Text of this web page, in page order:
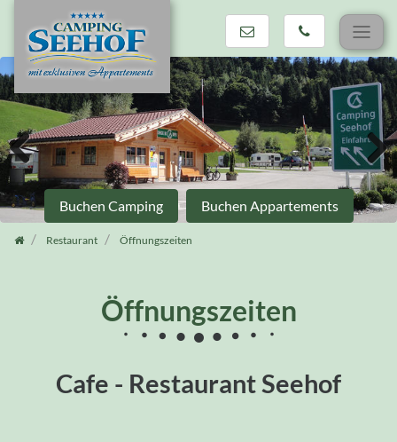
Inhalt
springen
Previous
Next
Buchen Camping
Buchen Appartements
Restaurant Öffnungszeiten
Öffnungszeiten
Cafe - Restaurant Seehof